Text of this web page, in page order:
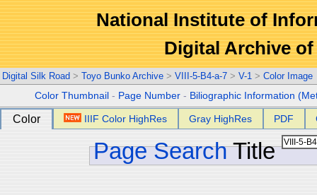
National Institute of
Digital Archive
Digital Silk Road > Toyo Bunko Archive > VIII-5-B4-a-7 > V-1 > Color Image
Color Thumbnail - Page Number - Biliographic Information
Color IIIF Color HighRes Gray HighRes PDF
Page Search Title